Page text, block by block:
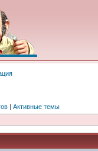
| Активные темы